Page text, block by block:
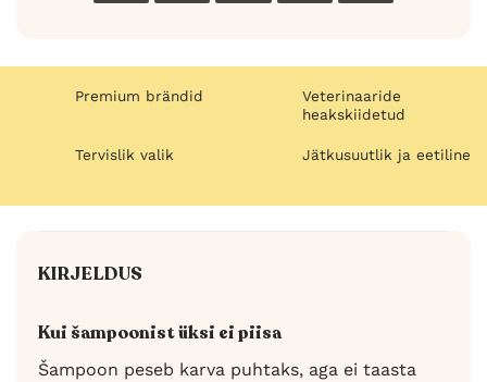
Premium brändid
Veterinaaride
heakskiidetud
Tervislik valik Jätkusuutlik ja eetiline
KIRJELDUS
Kui šampoonist üksi ei piisa
Šampoon peseb karva puhtaks, aga ei taasta